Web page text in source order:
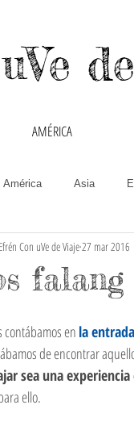
AMÉRICA
América Asia
China Chipre
Lituania
Efrén Con uVe de Viaje 27 mar 2016
contábamos en la
de encontrar
sea una
ello.